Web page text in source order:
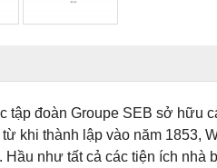
tập đoàn Groupe SEB sở hữu
khi thành lập vào năm 1853,
như tất cả các tiện ích nhà